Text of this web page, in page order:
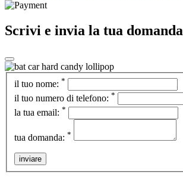
Scrivi e invia la tua domanda
il tuo nome: *
il tuo numero di telefono: *
la tua email: *
tua domanda: *
inviare